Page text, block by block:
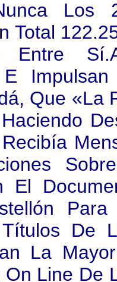
Los
Total
Entre
E
Que «la
El
Para
De
La
On Line De